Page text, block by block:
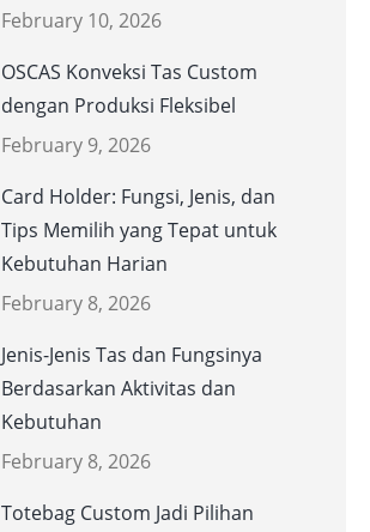
February 10, 2026
OSCAS Konveksi Tas Custom
dengan Produksi Fleksibel
February 9, 2026
Card Holder: Fungsi, Jenis, dan
Tips Memilih yang Tepat untuk
Kebutuhan Harian
February 8, 2026
Jenis-Jenis Tas dan Fungsinya
Berdasarkan Aktivitas dan
Kebutuhan
February 8, 2026
Totebag Custom Jadi Pilihan